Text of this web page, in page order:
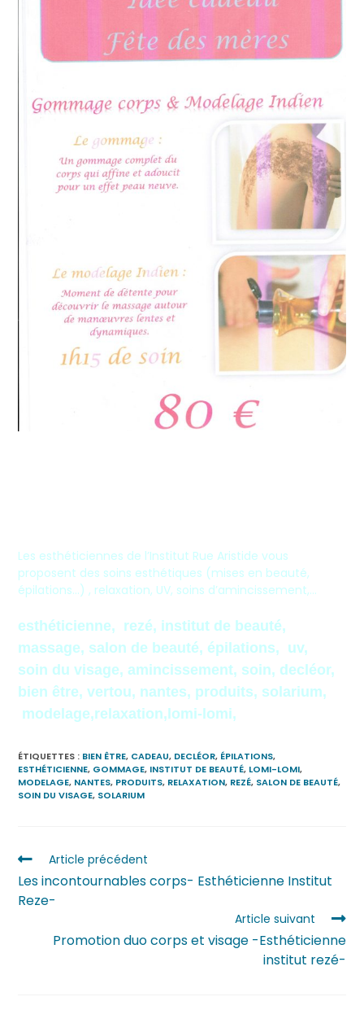
Les esthéticiennes de l’Institut Rue Aristide vous
proposent des soins esthétiques (mises en beauté,
épilations…) , relaxation, UV, soins d’amincissement,…
esthéticienne, rezé, institut de beauté,
massage, salon de beauté, épilations, uv,
soin du visage, amincissement, soin, decléor,
bien être, vertou, nantes, produits, solarium,
modelage,relaxation,lomi-lomi,
ÉTIQUETTES : BIEN ÊTRE, CADEAU, DECLÉOR, ÉPILATIONS,
ESTHÉTICIENNE, GOMMAGE, INSTITUT DE BEAUTÉ, LOMI-LOMI,
MODELAGE, NANTES, PRODUITS, RELAXATION, REZÉ, SALON DE BEAUTÉ,
SOIN DU VISAGE, SOLARIUM
Article précédent
Les incontournables corps- Esthéticienne Institut
Reze-
Article suivant
Promotion duo corps et visage -Esthéticienne
institut rezé-